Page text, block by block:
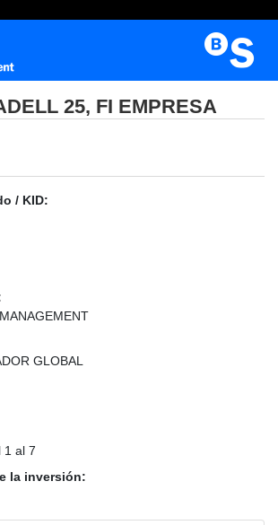
25, FI EMPRESA
/ KID:
GLOBAL
1 al 7
la inversión: